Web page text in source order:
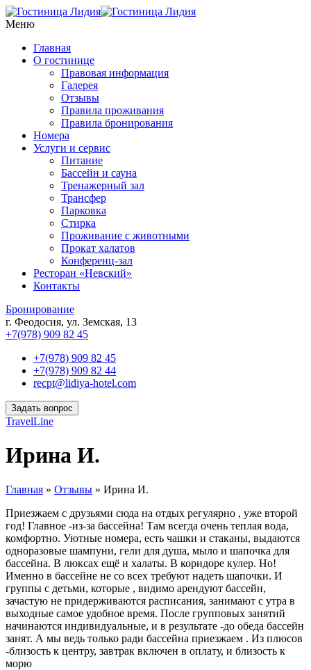
Меню
Главная
О гостинице
Правовая информация
Галерея
Отзывы
Правила проживания
Правила бронирования
Номера
Услуги и сервис
Питание
Бассейн и сауна
Тренажерный зал
Трансфер
Парковка
Стирка
Проживание с животными
Прокат халатов
Конференц-зал
Ресторан «Невский»
Контакты
Бронирование
г. Феодосия, ул. Земская, 13
+7(978) 909 82 45
+7(978) 909 82 45
+7(978) 909 82 44
recpt@lidiya-hotel.com
Задать вопрос
TravelLine
Ирина И.
Главная » Отзывы » Ирина И.
Приезжаем с друзьями сюда на отдых регулярно , уже второй
год! Главное -из-за бассейна! Там всегда очень теплая вода,
комфортно. Уютные номера, есть чашки и стаканы, выдаются
одноразовые шампуни, гели для душа, мыло и шапочка для
бассейна. В люксах ещё и халаты. В коридоре кулер. Но!
Именно в бассейне не со всех требуют надеть шапочки. И
группы с детьми, которые , видимо арендуют бассейн,
зачастую не придерживаются расписания, занимают с утра в
выходные самое удобное время. После групповых занятий
начинаются индивидуальные, и в результате -до обеда бассейн
занят. А мы ведь только ради бассейна приезжаем . Из плюсов
-близость к центру, завтрак включен в оплату, и близость к
морю